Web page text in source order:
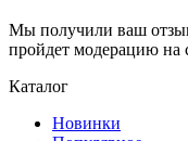
Мы получили ваш
пройдет модерацию на
Каталог
Новинки